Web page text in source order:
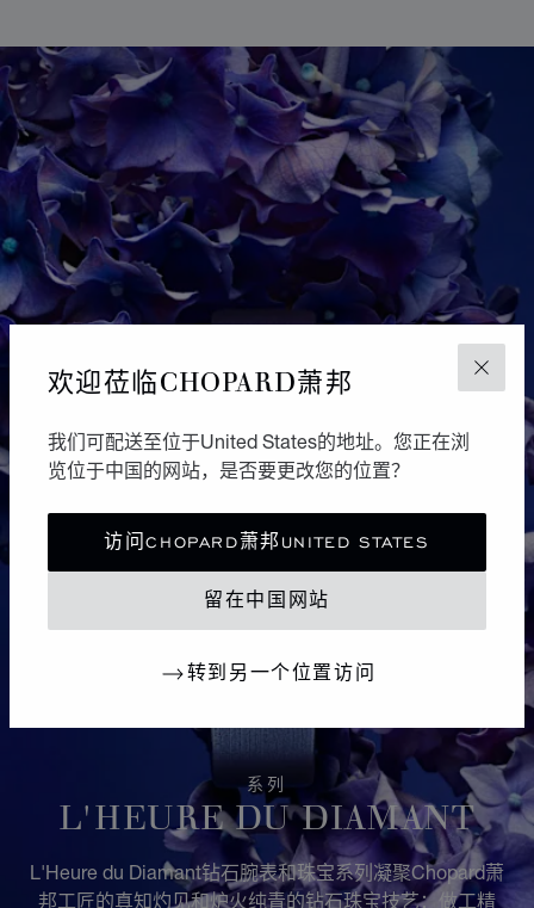
关闭
欢迎莅临CHOPARD萧邦
我们可配送至位于United States的地址。您正在浏
览位于中国的网站，是否要更改您的位置？
访问CHOPARD萧邦UNITED STATES
留在中国网站
转到另一个位置访问
系列
L'HEURE DU DIAMANT
L'Heure du Diamant钻石腕表和珠宝系列凝聚Chopard萧
邦工匠的真知灼见和炉火纯青的钻石珠宝技艺：做工精